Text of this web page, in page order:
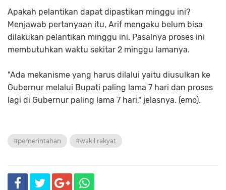
Apakah pelantikan dapat dipastikan minggu ini?
Menjawab pertanyaan itu, Arif mengaku belum bisa
dilakukan pelantikan minggu ini. Pasalnya proses ini
membutuhkan waktu sekitar 2 minggu lamanya.
"Ada mekanisme yang harus dilalui yaitu diusulkan ke
Gubernur melalui Bupati paling lama 7 hari dan proses
lagi di Gubernur paling lama 7 hari," jelasnya. (emo).
#pemerintahan #wakil rakyat